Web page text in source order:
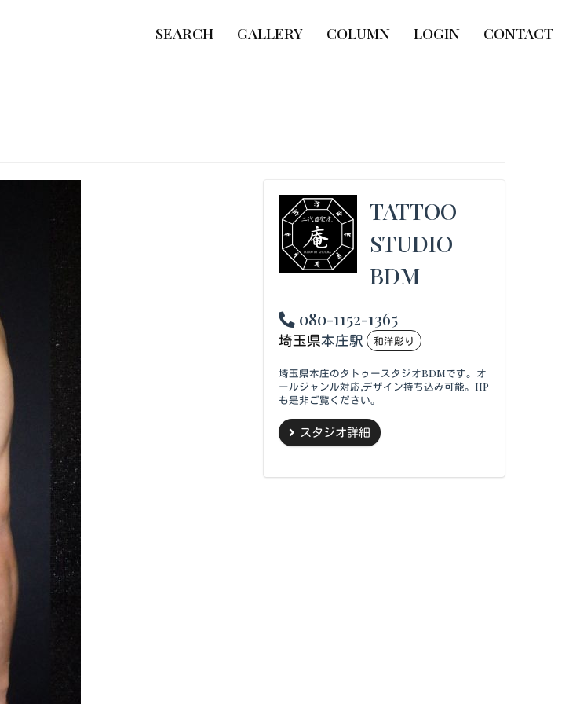
SEARCH GALLERY COLUMN LOGIN CONTACT
TATTOO
STUDIO
BDM
080-1152-1365
埼玉県本庄駅 和洋彫り
埼玉県本庄のタトゥースタジオBDMです。オ
ールジャンル対応,デザイン持ち込み可能。HP
も是非ご覧ください。
スタジオ詳細